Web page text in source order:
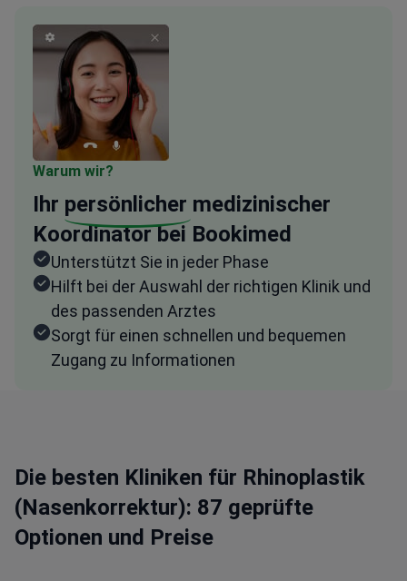
Warum wir?
Ihr persönlicher medizinischer
Koordinator bei Bookimed
Unterstützt Sie in jeder Phase
Hilft bei der Auswahl der richtigen Klinik und
des passenden Arztes
Sorgt für einen schnellen und bequemen
Zugang zu Informationen
Die besten Kliniken für Rhinoplastik
(Nasenkorrektur): 87 geprüfte
Optionen und Preise